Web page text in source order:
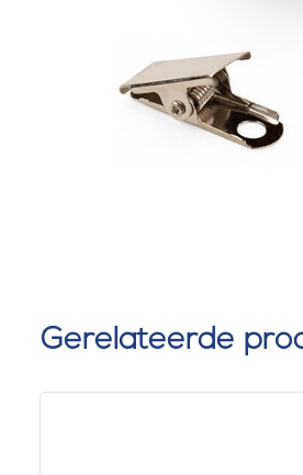
Gerelateerde